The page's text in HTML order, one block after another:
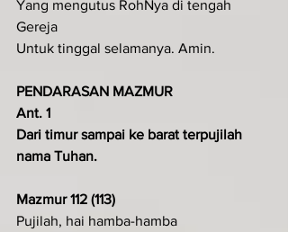
Yang mengutus RohNya di tengah
Gereja
Untuk tinggal selamanya. Amin.
PENDARASAN MAZMUR
Ant. 1
Dari timur sampai ke barat terpujilah
nama Tuhan.
Mazmur 112 (113)
Pujilah, hai hamba-hamba